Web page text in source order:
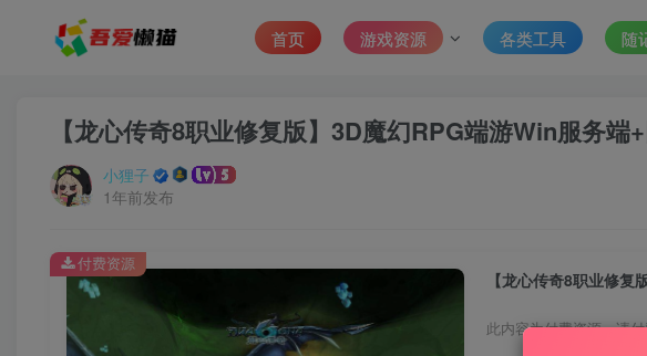
首页 游戏资源 各类工具 随
【龙心传奇8职业修复版】3D魔幻RPG端游Win服务
小狸子
1年前发布
此内容为付费资源，请
付费资源